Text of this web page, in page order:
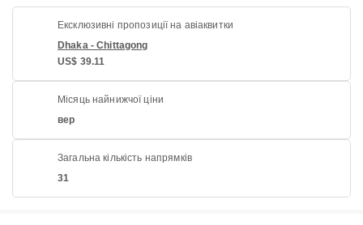
Ексклюзивні пропозиції на авіаквитки
Dhaka - Chittagong
US$ 39.11
Місяць найнижчої ціни
вер
Загальна кількість напрямків
31